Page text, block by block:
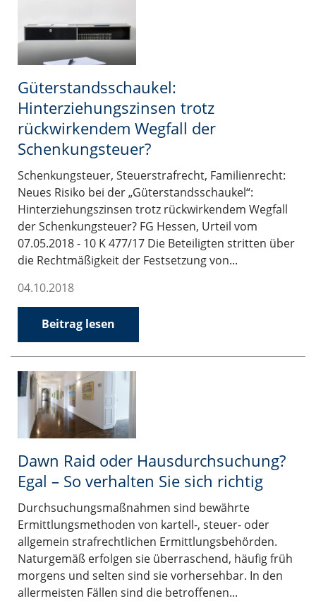
Güterstandsschaukel:
Hinterziehungszinsen trotz
rückwirkendem Wegfall der
Schenkungsteuer?
Schenkungsteuer, Steuerstrafrecht, Familienrecht:
Neues Risiko bei der „Güterstandsschaukel“:
Hinterziehungszinsen trotz rückwirkendem Wegfall
der Schenkungsteuer? FG Hessen, Urteil vom
07.05.2018 - 10 K 477/17 Die Beteiligten stritten über
die Rechtmäßigkeit der Festsetzung von...
04.10.2018
Beitrag lesen
Dawn Raid oder Hausdurchsuchung?
Egal – So verhalten Sie sich richtig
Durchsuchungsmaßnahmen sind bewährte
Ermittlungsmethoden von kartell-, steuer- oder
allgemein strafrechtlichen Ermittlungsbehörden.
Naturgemäß erfolgen sie überraschend, häufig früh
morgens und selten sind sie vorhersehbar. In den
allermeisten Fällen sind die betroffenen...